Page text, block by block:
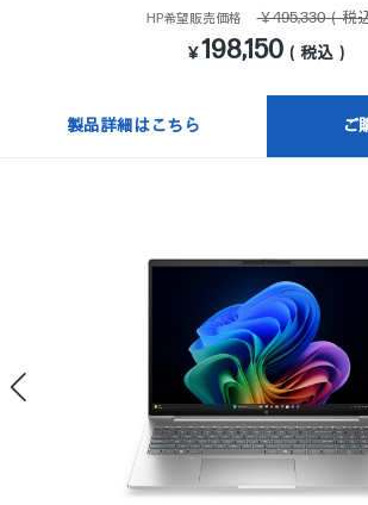
HP希望販売価格 ￥495,330（税
￥198,150（税込）
製品詳細はこちら ご